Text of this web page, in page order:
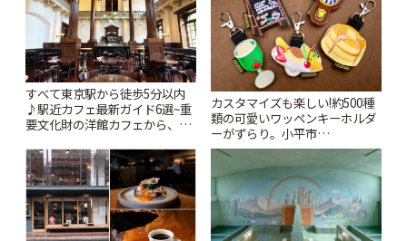
すべて東京駅から徒歩5分以内
♪駅近カフェ最新ガイド6選~重
要文化財の洋館カフェから、改
りっぷ
カスタマイズも楽しい!約500種
類の可愛いワッペンキーホルダ
ーがずらり。小平市
「Kimamaya T&K」 | ことりっ